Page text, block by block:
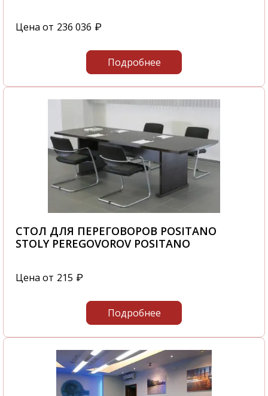
Цена от 236 036 ₽
Подробнее
СТОЛ ДЛЯ ПЕРЕГОВОРОВ POSITANO
STOLY PEREGOVOROV POSITANO
Цена от 215 ₽
Подробнее